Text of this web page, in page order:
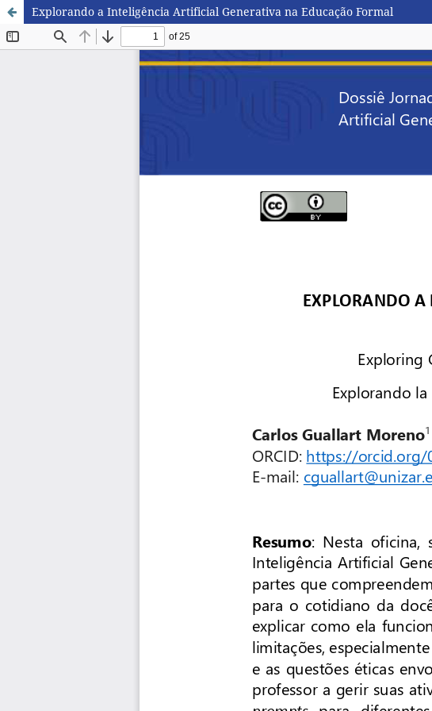
Explorando a Inteligência Artificial Generativa na Educação Formal